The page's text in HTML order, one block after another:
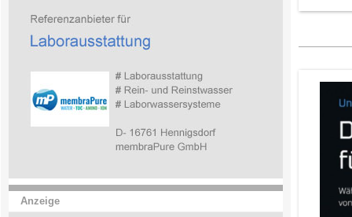
Anzeige